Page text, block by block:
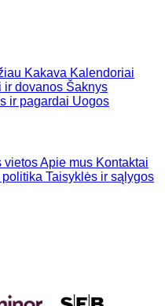
Kakava Kalendoriai
ir dovanos Šaknys
ir pagardai Uogos
vietosApie mus Kontaktai
politika Taisyklės ir sąlygos